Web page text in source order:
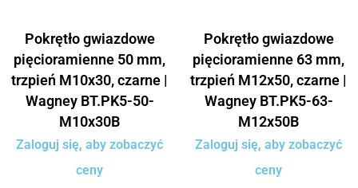
Pokrętło gwiazdowe
pięcioramienne 50 mm,
trzpień M10x30, czarne |
Wagney BT.PK5-50-
M10x30B
Zaloguj się, aby zobaczyć
ceny
Pokrętło gwiazdowe
pięcioramienne 63 mm,
trzpień M12x50, czarne |
Wagney BT.PK5-63-
M12x50B
Zaloguj się, aby zobaczyć
ceny